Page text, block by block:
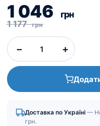
1 177 грн
ціна:
1
177
грн.
1 046 грн
Поточна
ціна:
1
046
грн.
− +
Доставка по Україні —
грн.